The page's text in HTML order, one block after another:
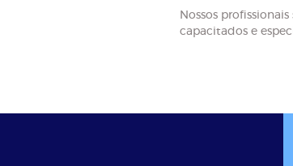
Nossos profissionais
capacitados e